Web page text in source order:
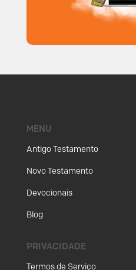
MENU
Antigo Testamento
Novo Testamento
Devocionais
Blog
PRIVACIDADE
Termos de Serviço